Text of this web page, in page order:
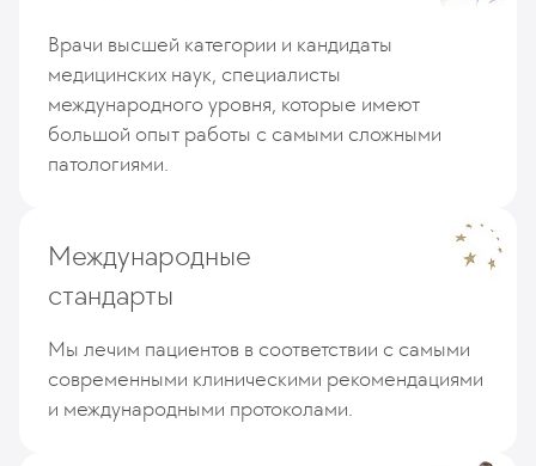
Врачи высшей категории и кандидаты
медицинских наук, специалисты
международного уровня, которые имеют
большой опыт работы с самыми сложными
патологиями.
Международные
стандарты
Мы лечим пациентов в соответствии с самыми
современными клиническими рекомендациями
и международными протоколами.